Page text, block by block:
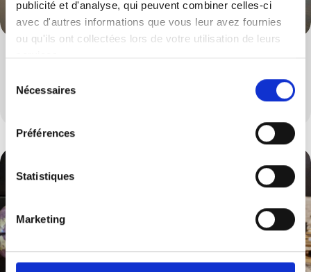
publicité et d'analyse, qui peuvent combiner celles-ci
avec d'autres informations que vous leur avez fournies
ou qu'ils ont collectées lors de votre utilisation de leurs
services.
Nécessaires
Préférences
Statistiques
Marketing
Un large choix de tabourets et de chaises